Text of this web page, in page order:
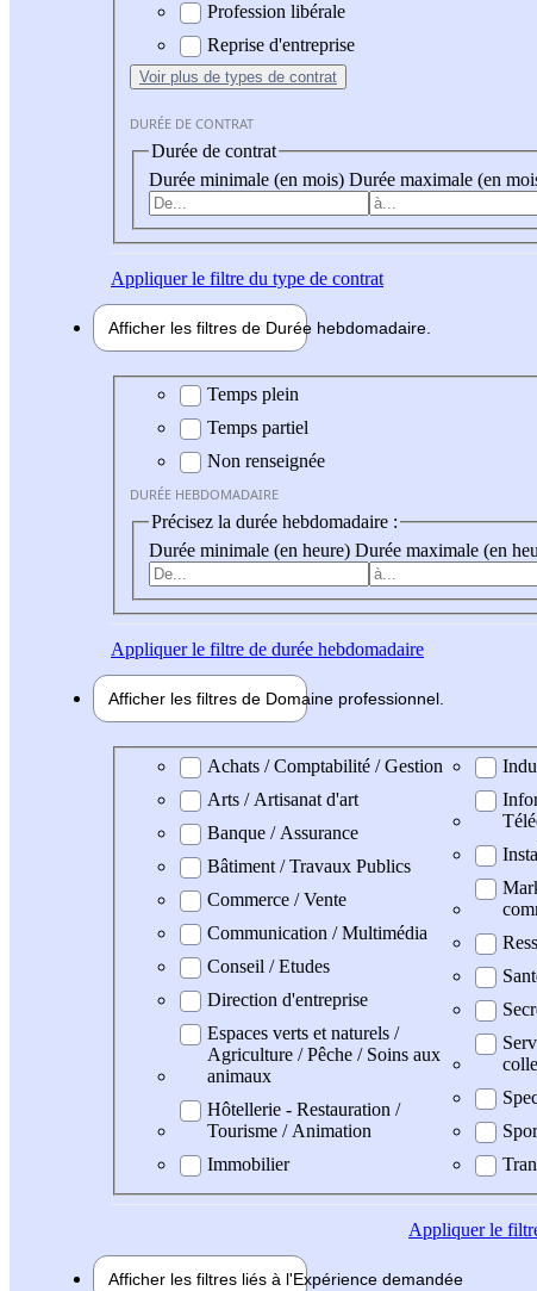
Profession libérale
Reprise d'entreprise
Voir plus de types de contrat
DURÉE DE CONTRAT
Durée de contrat
Durée minimale (en mois) Durée maximale (en
Appliquerle filtre du type de contrat
Afficher les filtres de Durée hebdomadaire
Durée hebdomadaire
Temps plein
Temps partiel
Non renseignée
DURÉE HEBDOMADAIRE
Précisez la durée hebdomadaire :
Durée minimale (en heure) Durée maximale (en
Appliquerle filtre de durée hebdomadaire
Afficher les filtres de Domaine professionnel
Domaine professionel
Achats / Comptabilité / Gestion
Arts / Artisanat d'art
Banque / Assurance
Bâtiment / Travaux Publics
Commerce / Vente
Communication / Multimédia
Conseil / Etudes
Direction d'entreprise
Espaces verts et naturels /
Agriculture / Pêche / Soins aux
animaux
Hôtellerie - Restauration /
Tourisme / Animation
Immobilier
Appliquerle
Afficher les filtres liés à l'Expérience demandée